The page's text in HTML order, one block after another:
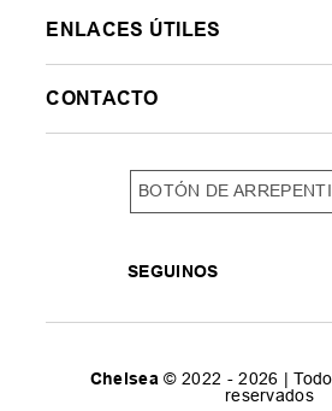
ENLACES ÚTILES
CONTACTO
BOTÓN DE
SEGUINOS
Chelsea © 2022 - 2026 |
reservados